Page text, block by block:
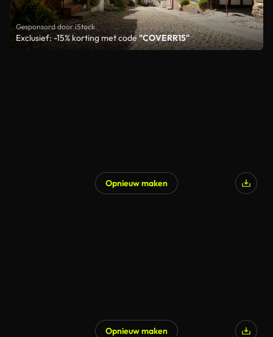
Gesponsord door iStock
Exclusief: -15% korting met code"COVERR15"
Opnieuw maken
Opnieuw maken